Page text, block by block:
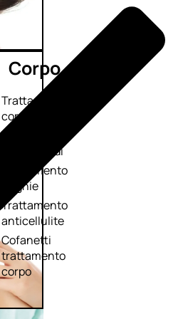
Corpo
Trattamento
corpo
Trattamento
mani e piedi
Trattamento
unghie
Trattamento
anticellulite
Cofanetti
trattamento
corpo